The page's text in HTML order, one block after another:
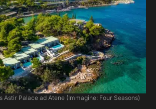
Astir Palace ad Atene (Immagine: Four Seasons)